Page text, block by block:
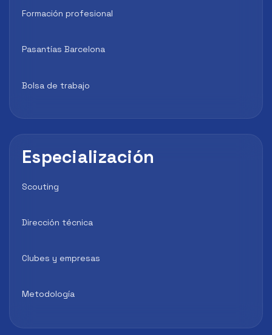
Formación profesional
Pasantías Barcelona
Bolsa de trabajo
Especialización
Scouting
Dirección técnica
Clubes y empresas
Metodología